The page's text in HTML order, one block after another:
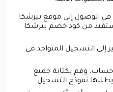
الوصول إلى موقع بيرشكا
من كود خصم بيرشكا
إلى التسجيل المتواجد في
حساب، وقم بكتابة جميع
يطلبها نموذج التسجيل.